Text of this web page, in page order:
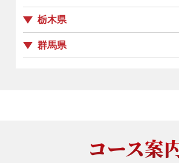
栃木県
群馬県
コース案